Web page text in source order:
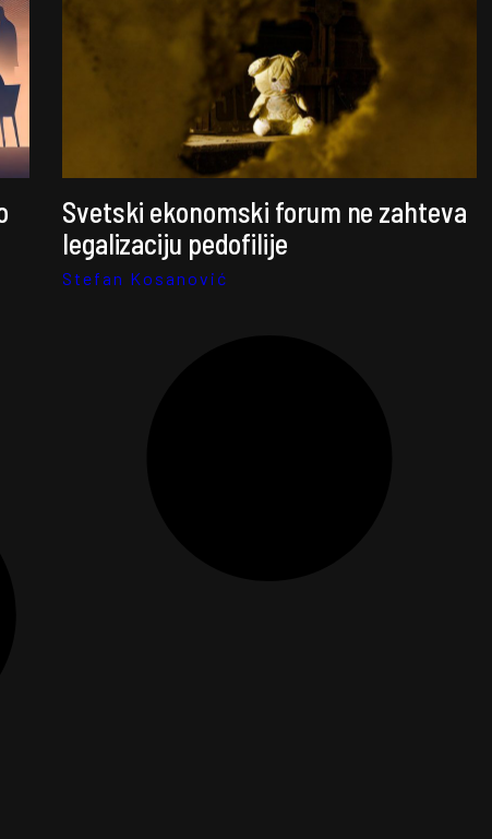
Svetski ekonomski forum ne zahteva
legalizaciju pedofilije
Stefan Kosanović